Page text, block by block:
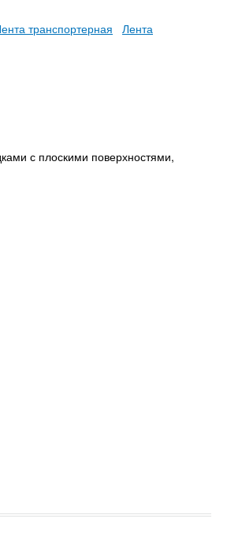
транспортерная
Лента
с плоскими поверхностями,